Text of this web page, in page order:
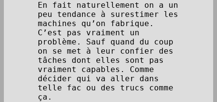
En fait naturellement on a un
peu tendance à surestimer les
machines qu’on fabrique.
C’est pas vraiment un
problème. Sauf quand du coup
on se met à leur confier des
tâches dont elles sont pas
vraiment capables. Comme
décider qui va aller dans
telle fac ou des trucs comme
ça.